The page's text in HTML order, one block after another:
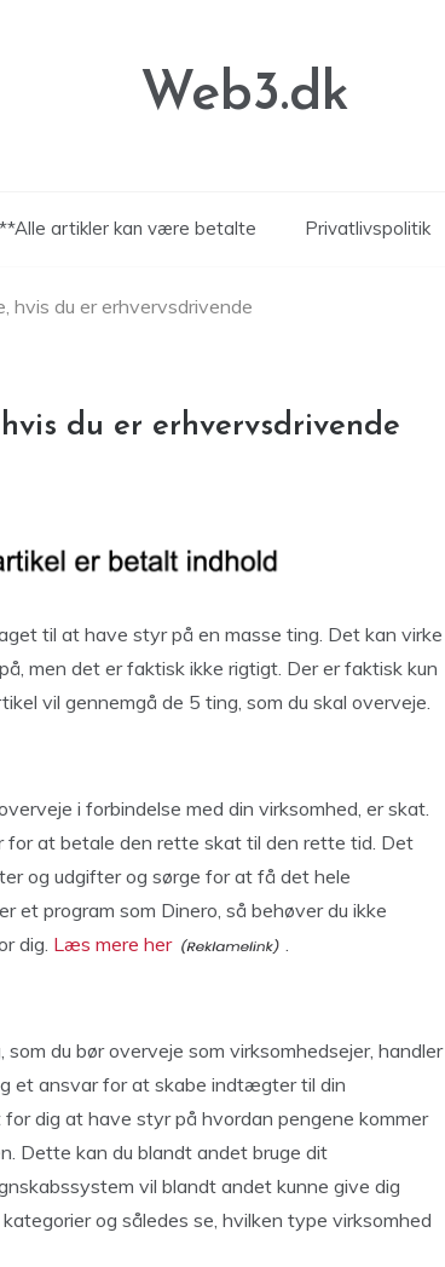
Web3.dk
**Alle artikler kan være betalte Privatlivspolitik
hvis du er erhvervsdrivende
du er erhvervsdrivende
til at have styr på en masse ting. Det kan virke
men det er faktisk ikke rigtigt. Der er faktisk kun
vil gennemgå de 5 ting, som du skal overveje.
i forbindelse med din virksomhed, er skat.
for at betale den rette skat til den rette tid. Det
og udgifter og sørge for at få det hele
et program som Dinero, så behøver du ikke
dig. Læs mere her .
du bør overveje som virksomhedsejer, handler
et ansvar for at skabe indtægter til din
dig at have styr på hvordan pengene kommer
Dette kan du blandt andet bruge dit
vil blandt andet kunne give dig
og således se, hvilken type virksomhed